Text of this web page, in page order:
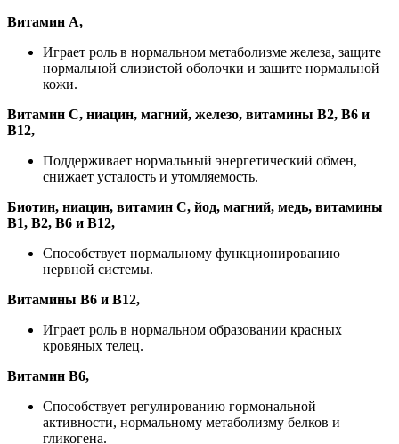
Витамин А,
Играет роль в нормальном метаболизме железа, защите
нормальной слизистой оболочки и защите нормальной
кожи.
Витамин C, ниацин, магний, железо, витамины B2, B6 и
B12,
Поддерживает нормальный энергетический обмен,
снижает усталость и утомляемость.
Биотин, ниацин, витамин С, йод, магний, медь, витамины
B1, B2, B6 и B12,
Способствует нормальному функционированию
нервной системы.
Витамины B6 и B12,
Играет роль в нормальном образовании красных
кровяных телец.
Витамин B6,
Способствует регулированию гормональной
активности, нормальному метаболизму белков и
гликогена.